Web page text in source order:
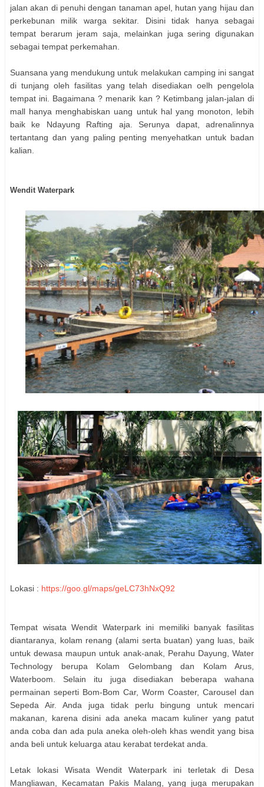
jalan akan di penuhi dengan tanaman apel, hutan yang hijau dan
perkebunan milik warga sekitar. Disini tidak hanya sebagai
tempat berarum jeram saja, melainkan juga sering digunakan
sebagai tempat perkemahan.
Suansana yang mendukung untuk melakukan camping ini sangat
di tunjang oleh fasilitas yang telah disediakan oelh pengelola
tempat ini. Bagaimana ? menarik kan ? Ketimbang jalan-jalan di
mall hanya menghabiskan uang untuk hal yang monoton, lebih
baik ke Ndayung Rafting aja. Serunya dapat, adrenalinnya
tertantang dan yang paling penting menyehatkan untuk badan
kalian.
Wendit Waterpark
Lokasi : https://goo.gl/maps/geLC73hNxQ92
Tempat wisata Wendit Waterpark ini memiliki banyak fasilitas
diantaranya, kolam renang (alami serta buatan) yang luas, baik
untuk dewasa maupun untuk anak-anak, Perahu Dayung, Water
Technology berupa Kolam Gelombang dan Kolam Arus,
Waterboom. Selain itu juga disediakan beberapa wahana
permainan seperti Bom-Bom Car, Worm Coaster, Carousel dan
Sepeda Air. Anda juga tidak perlu bingung untuk mencari
makanan, karena disini ada aneka macam kuliner yang patut
anda coba dan ada pula aneka oleh-oleh khas wendit yang bisa
anda beli untuk keluarga atau kerabat terdekat anda.
Letak lokasi Wisata Wendit Waterpark ini terletak di Desa
Mangliawan, Kecamatan Pakis Malang, yang juga merupakan